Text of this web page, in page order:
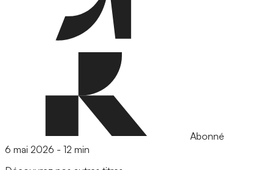
Abonné
6 mai 2026 - 12 min